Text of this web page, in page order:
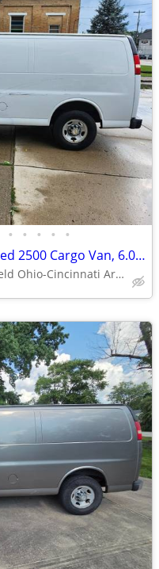
• • • • •
2005 Chevrolet Express Extended 2500 Cargo Van, 6.0 V8, 152k Miles
Ross/Fairfield Ohio-Cincinnati Area